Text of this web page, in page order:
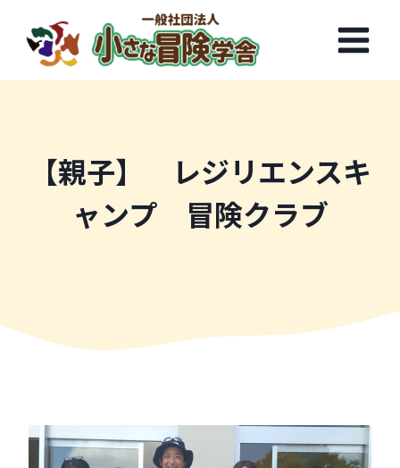
ス
【親子】 レジリエンスキ
ャンプ 冒険クラブ